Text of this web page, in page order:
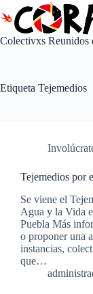
Saltar
al
contenido
Colectivxs Reunidos
Etiqueta Tejemedios
Tejemedios por
Se viene el
Agua y la Vida
Puebla Más
o proponer una
instancias,
que…